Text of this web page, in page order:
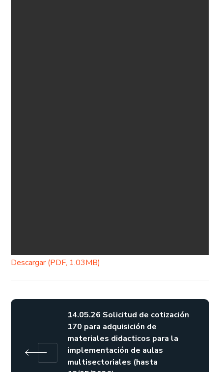
Descargar (PDF, 1.03MB)
14.05.26 Solicitud de cotización
170 para adquisición de
materiales didacticos para la
implementación de aulas
multisectoriales (hasta